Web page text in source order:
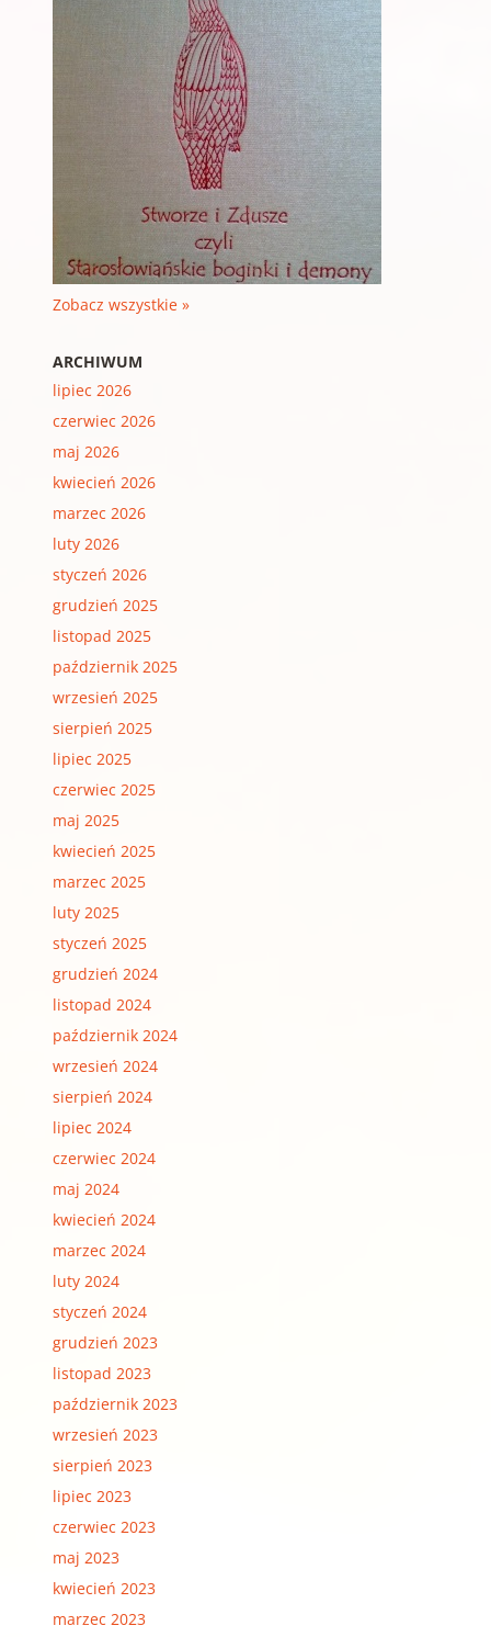
Zobacz wszystkie »
ARCHIWUM
lipiec 2026
czerwiec 2026
maj 2026
kwiecień 2026
marzec 2026
luty 2026
styczeń 2026
grudzień 2025
listopad 2025
październik 2025
wrzesień 2025
sierpień 2025
lipiec 2025
czerwiec 2025
maj 2025
kwiecień 2025
marzec 2025
luty 2025
styczeń 2025
grudzień 2024
listopad 2024
październik 2024
wrzesień 2024
sierpień 2024
lipiec 2024
czerwiec 2024
maj 2024
kwiecień 2024
marzec 2024
luty 2024
styczeń 2024
grudzień 2023
listopad 2023
październik 2023
wrzesień 2023
sierpień 2023
lipiec 2023
czerwiec 2023
maj 2023
kwiecień 2023
marzec 2023